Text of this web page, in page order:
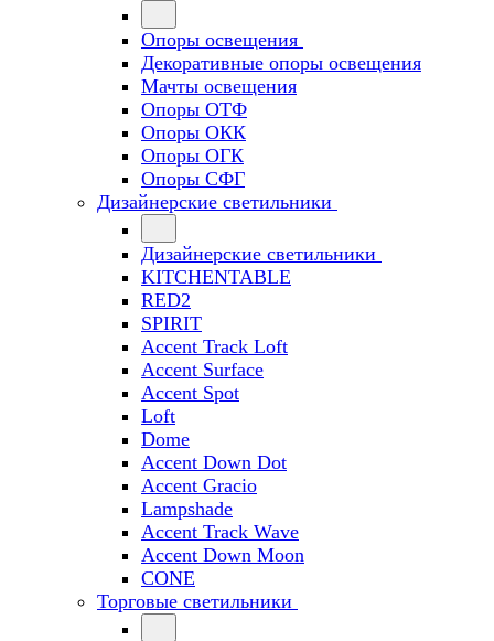
Опоры освещения
Декоративные опоры освещения
Мачты освещения
Опоры ОТФ
Опоры ОКК
Опоры ОГК
Опоры СФГ
Дизайнерские светильники
Дизайнерские светильники
KITCHENTABLE
RED2
SPIRIT
Accent Track Loft
Accent Surface
Accent Spot
Loft
Dome
Accent Down Dot
Accent Gracio
Lampshade
Accent Track Wave
Accent Down Moon
CONE
Торговые светильники